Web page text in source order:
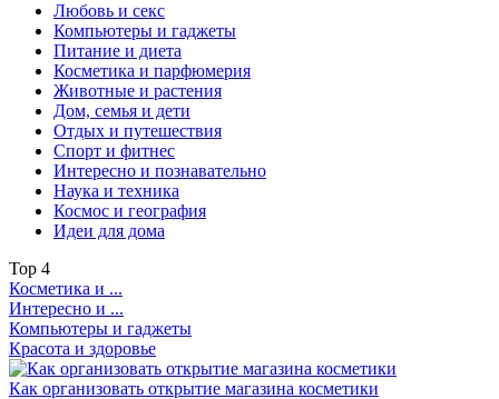
Любовь и секс
Компьютеры и гаджеты
Питание и диета
Косметика и парфюмерия
Животные и растения
Дом, семья и дети
Отдых и путешествия
Спорт и фитнес
Интересно и познавательно
Наука и техника
Космос и география
Идеи для дома
Top 4
Косметика и ...
Интересно и ...
Компьютеры и гаджеты
Красота и здоровье
Как организовать открытие магазина косметики